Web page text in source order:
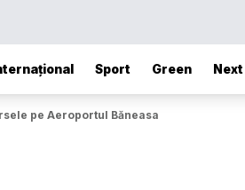
Sport Green Next
pe Aeroportul Băneasa